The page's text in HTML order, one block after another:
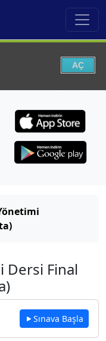
AÇ
Dersi Final
Sınava Başla